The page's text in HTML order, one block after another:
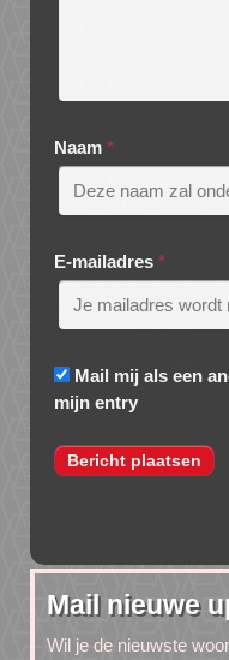
Naam *
E-mailadres *
Mail mij als een
mijn entry
Mail nieuwe
Wil je de nieuwste